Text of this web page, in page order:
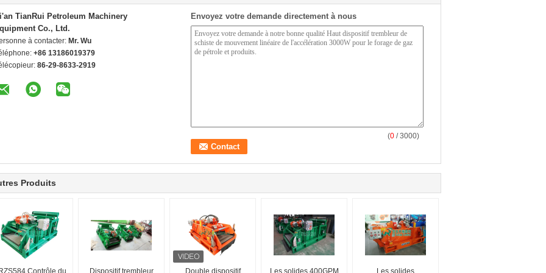
TianRui Petroleum Machinery
Co., Ltd.
à contacter: Mr. Wu
+86 13186019379
86-29-8633-2919
Envoyez votre demande directement à nous
(0 / 3000)
Produits
Contrôle du Dispositif trembleur Double dispositif Les solides 400GPM Les solides